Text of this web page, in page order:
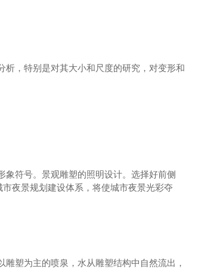
，特别是对其大小和尺度的研究，对变形和
符号。景观雕塑的照明设计。选择好前侧
夜景规划建设体系，将使城市夜景光彩夺
塑为主的喷泉，水从雕塑结构中自然流出，